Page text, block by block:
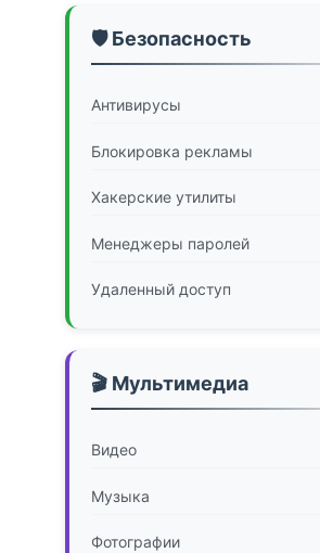
🛡️ Безопасность
Антивирусы
Блокировка рекламы
Хакерские утилиты
Менеджеры паролей
Удаленный доступ
🎬 Мультимедиа
Видео
Музыка
Фотографии